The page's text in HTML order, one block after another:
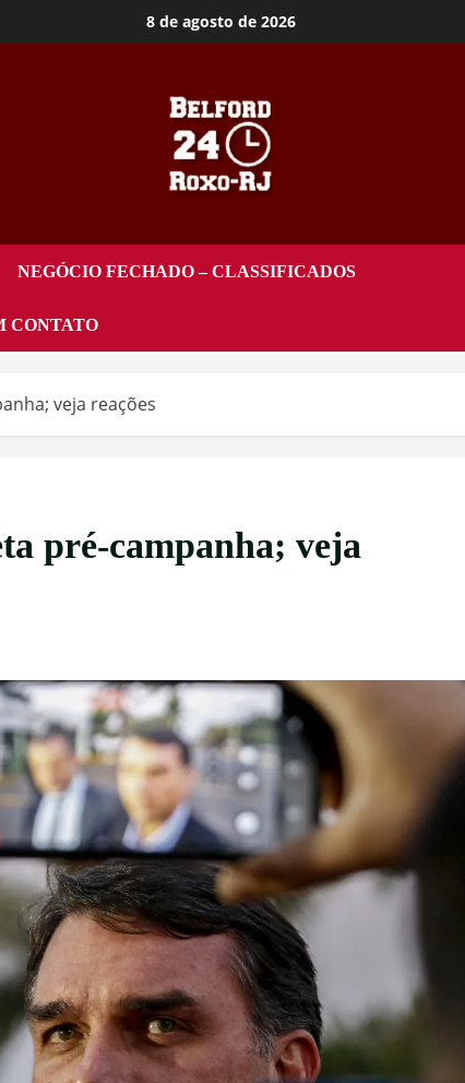
8 de agosto de 2026
NEGÓCIO FECHADO – CLASSIFICADOS
CONTATO
veja reações
pré-campanha; veja